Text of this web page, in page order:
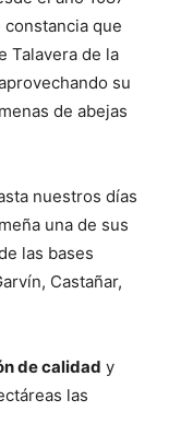
que
Talavera de la
su
de abejas
nuestros días
una de sus
las bases
Castañar,
de calidad y
las